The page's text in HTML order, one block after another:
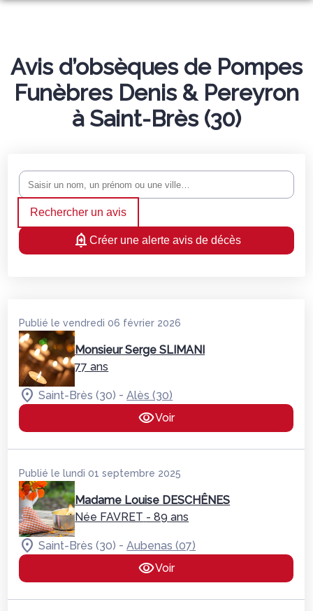
ORGANISER DES OBSÈQUES
PRÉVOIR SES OBSÈQUES
MONUMENTS FUNÉRAIRES
NOS AGENCES
SAINT-AMBROIX
NOS CHAMBRES FUNERAIRES
SAINT-AMBROIX
ESPACES HOMMAGES
Avis d’obsèques de Pompes
Funèbres Denis & Pereyron
à Saint-Brès (30)
Rechercher un avis
Créer une alerte avis de décès
Publié le vendredi 06 février 2026
Monsieur Serge SLIMANI
77 ans
Saint-Brès (30) -Alès (30)
Voir
Publié le lundi 01 septembre 2025
Madame Louise DESCHÊNES
Née FAVRET - 89 ans
Saint-Brès (30) -Aubenas (07)
Voir